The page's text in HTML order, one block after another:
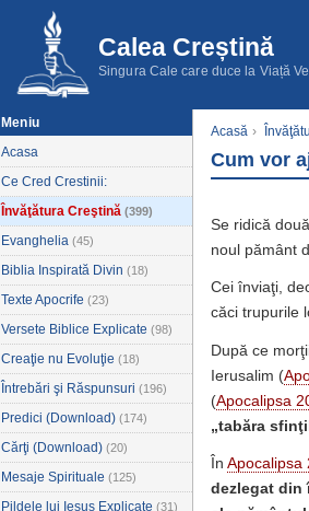
Calea Creștină
Singura Cale care duce la Viață
Meniu
Acasa
Ce Cred Crestinii:
Învăţătura Creştină (399)
Evanghelia (45)
Biblia Inspirată Divin (18)
Texte Apocrife (23)
Versete Biblice Explicate (98)
Creaţie nu Evoluţie (18)
Întrebări şi Răspunsuri (196)
Predici (Download) (174)
Cărţi (Download) (20)
Mesaje Spirituale (125)
Pildele lui Iesus Explicate (31)
Acasă ›
Cum vor
Se ridică
noul pământ
Cei înviaţi,
căci trupurile
După ce
Ierusalim (
(Apocalipsa
„tabăra
În Apocalipsa
dezlegat din